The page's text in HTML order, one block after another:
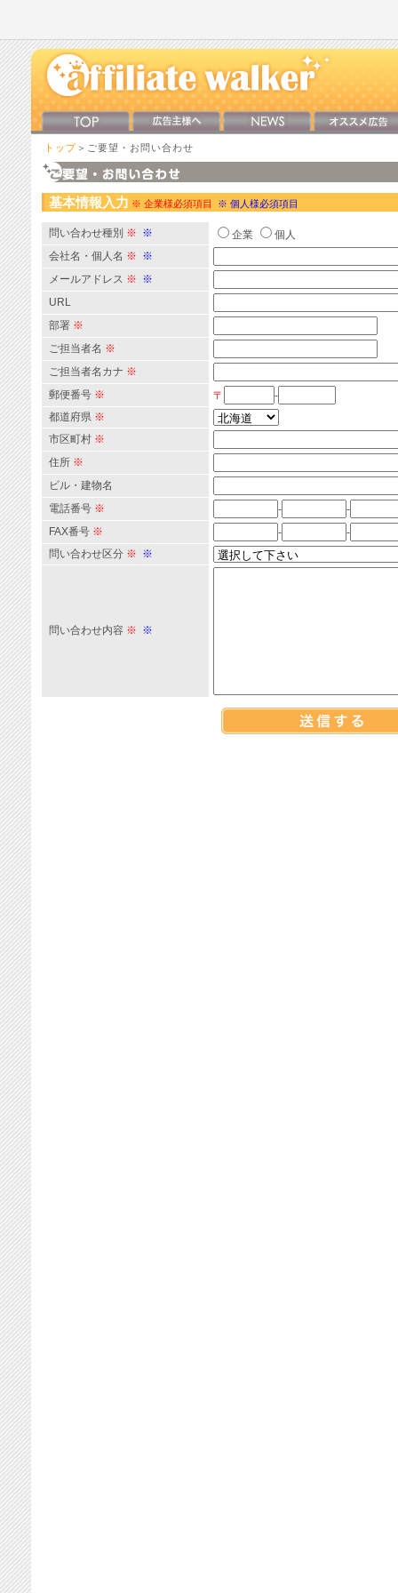
トップ ＞ご要望・お問い合わせ
基本情報入力 ※ 企業様必須項目 ※ 個人様必須項目
問い合わせ種別 ※ ※ 企業
個人
会社名・個人名 ※ ※
メールアドレス ※ ※
URL
部署 ※
ご担当者名 ※
ご担当者名カナ ※
郵便番号 ※ 〒
-
都道府県 ※
市区町村 ※
住所 ※
ビル・建物名
電話番号 ※ -
-
FAX番号 ※ -
-
問い合わせ区分 ※ ※
問い合わせ内容 ※ ※